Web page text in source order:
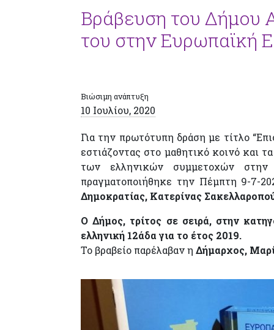
Βράβευση του Δήμου
του στην Ευρωπαϊκή
Βιώσιμη ανάπτυξη
10 Ιουλίου, 2020
Για την πρωτότυπη δράση με τίτλο
εστιάζοντας στο μαθητικό κοινό και
των ελληνικών συμμετοχών στην
πραγματοποιήθηκε την Πέμπτη 9-7-
Δημοκρατίας, Κατερίνας
Ο Δήμος, τρίτος σε σειρά, στην
ελληνική 12άδα για το έτος 2019.
Το βραβείο παρέλαβαν η Δήμαρχος,